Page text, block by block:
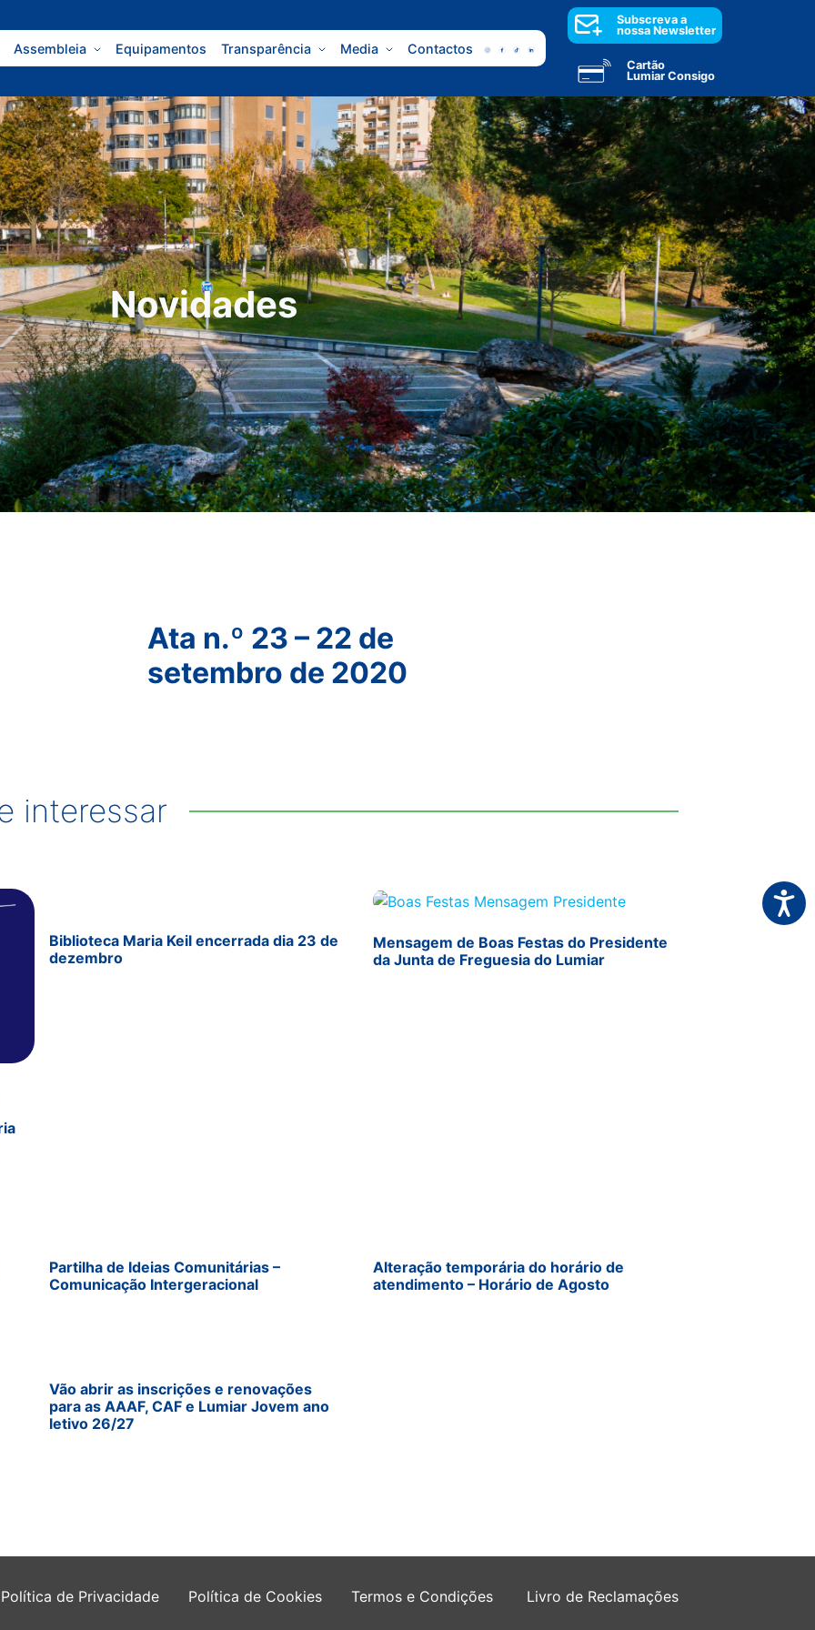
Assembleia Equipamentos Transparência Media Contactos
Subscreva a
nossa Newsletter
Cartão
Lumiar Consigo
Novidades
Ata n.º 23 – 22 de
setembro de 2020
interessar
Biblioteca Maria Keil encerrada dia 23 de
dezembro
Mensagem de Boas Festas do Presidente
da Junta de Freguesia do Lumiar
Partilha de Ideias Comunitárias –
Comunicação Intergeracional
Alteração temporária do horário de
atendimento – Horário de Agosto
Vão abrir as inscrições e renovações
para as AAAF, CAF e Lumiar Jovem ano
letivo 26/27
Política de Privacidade Política de Cookies Termos e Condições Livro de Reclamações